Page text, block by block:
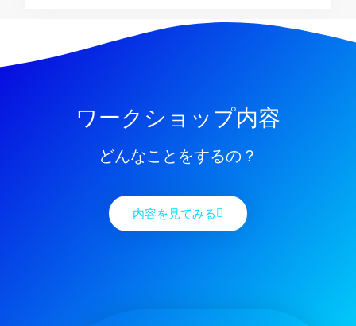
ワークショップ内容
どんなことをするの？
内容を見てみる